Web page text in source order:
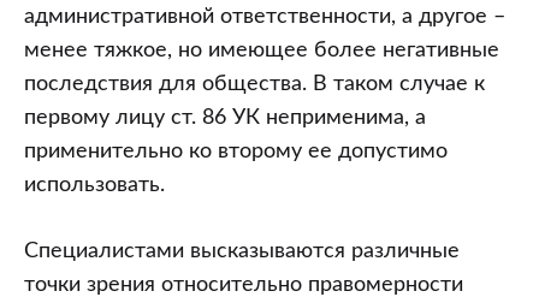
административной ответственности, а другое –
менее тяжкое, но имеющее более негативные
последствия для общества. В таком случае к
первому лицу ст. 86 УК неприменима, а
применительно ко второму ее допустимо
использовать.
Специалистами высказываются различные
точки зрения относительно правомерности